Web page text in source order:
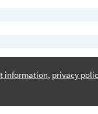
information, privacy